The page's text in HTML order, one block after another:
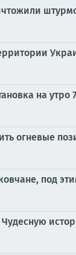
на утро
огневые
под